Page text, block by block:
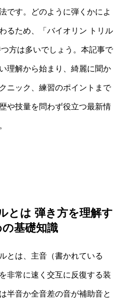
です。どのように弾くかによ
るため、「バイオリン トリル
方は多いでしょう。本記事で
理解から始まり、綺麗に聞か
ニック、練習のポイントまで
や技量を問わず役立つ最新情
とは 弾き方を理解す
基礎知識
とは、主音（書かれている
非常に速く交互に反復する装
半音か全音差の音が補助音と